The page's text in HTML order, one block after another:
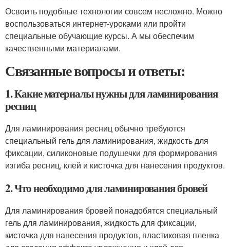
Освоить подобные технологии совсем несложно. Можно
воспользоваться интернет-уроками или пройти
специальные обучающие курсы. А мы обеспечим
качественными материалами.
Связанные вопросы и ответы:
1. Какие материалы нужны для ламинирования
ресниц
Для ламинирования ресниц обычно требуются
специальный гель для ламинирования, жидкость для
фиксации, силиконовые подушечки для формирования
изгиба ресниц, клей и кисточка для нанесения продуктов.
2. Что необходимо для ламинирования бровей
Для ламинирования бровей понадобятся специальный
гель для ламинирования, жидкость для фиксации,
кисточка для нанесения продуктов, пластиковая пленка